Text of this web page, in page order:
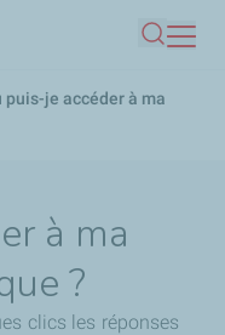
puis-je accéder à ma
à ma
?
clics les réponses